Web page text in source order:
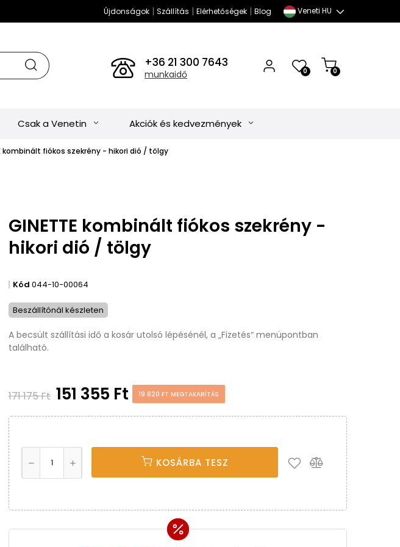
Újdonságok| Szállítás | Elérhetőségek| Blog Veneti HU
+36 21 300 7643
munkaidő 0 0
Csak a Venetin Akciók és kedvezmények
kombinált fiókos szekrény - hikori dió / tölgy
GINETTE kombinált fiókos szekrény -
hikori dió / tölgy
Kód 044-10-00064
Beszállítónál készleten
A becsült szállítási idő a kosár utolsó lépésénél, a „Fizetés“ menüpontban
található.
171 175 Ft 151 355 Ft 19 820 FT MEGTAKARÍTÁS
KOSÁRBA TESZ